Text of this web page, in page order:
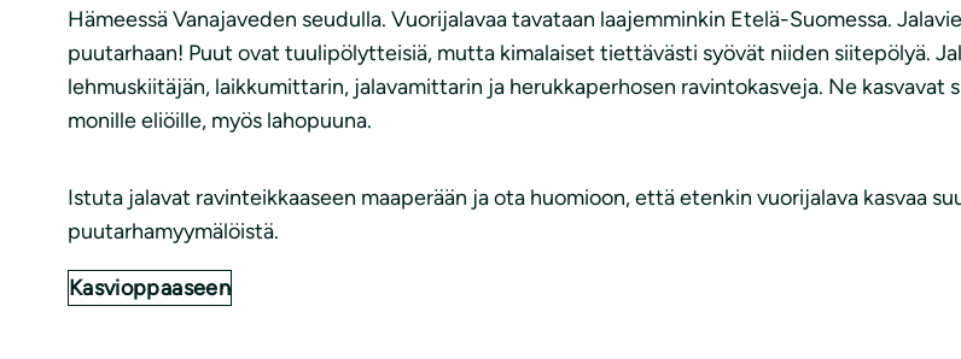
Hämeessä Vanajaveden seudulla. Vuorijalavaa tavataan laajemminkin Etelä-Suomessa.
puutarhaan! Puut ovat tuulipölytteisiä, mutta kimalaiset tiettävästi syövät niiden siitepölyä.
lehmuskiitäjän, laikkumittarin, jalavamittarin ja herukkaperhosen ravintokasveja. Ne
monille eliöille, myös lahopuuna.
Istuta jalavat ravinteikkaaseen maaperään ja ota huomioon, että etenkin vuorijalava kasvaa
puutarhamyymälöistä.
Kasvioppaaseen